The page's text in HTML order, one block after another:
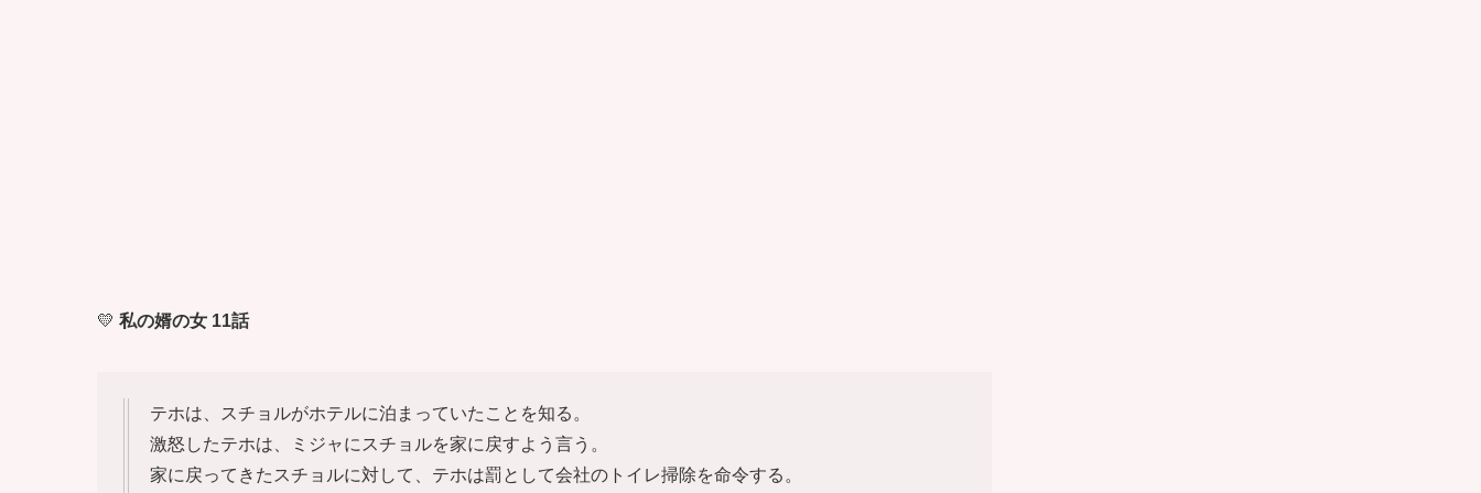
💛 私の婿の女 11話
テホは、スチョルがホテルに泊まっていたことを知る。
激怒したテホは、ミジャにスチョルを家に戻すよう言う。
家に戻ってきたスチョルに対して、テホは罰として会社のトイレ掃除を命令する。